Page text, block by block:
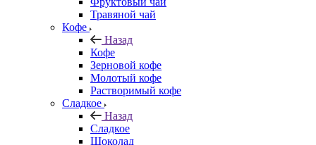
Травяной чай
Кофе
Назад
Кофе
Зерновой кофе
Молотый кофе
Растворимый кофе
Сладкое
Назад
Сладкое
Шоколад